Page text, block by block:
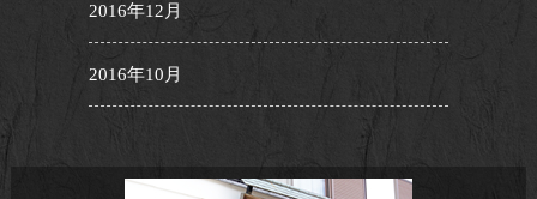
2016年12月
2016年10月